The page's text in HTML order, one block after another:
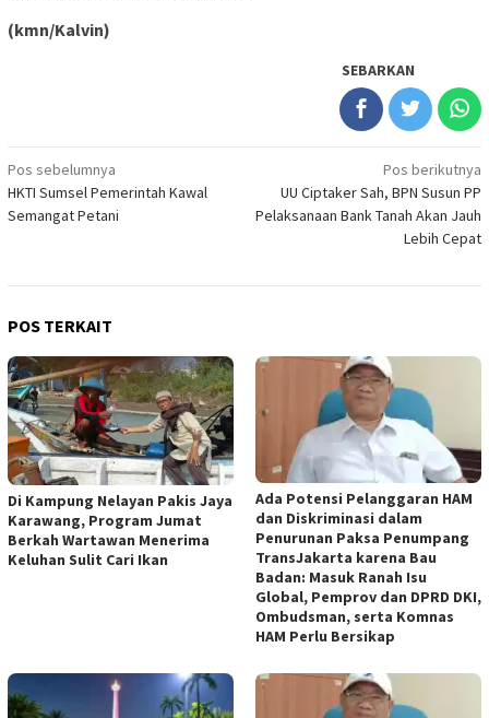
(kmn/Kalvin)
SEBARKAN
Navigasi
pos
Pos sebelumnya
HKTI Sumsel Pemerintah Kawal
Semangat Petani
Pos berikutnya
UU Ciptaker Sah, BPN Susun PP
Pelaksanaan Bank Tanah Akan Jauh
Lebih Cepat
POS TERKAIT
Di Kampung Nelayan Pakis Jaya
Karawang, Program Jumat
Berkah Wartawan Menerima
Keluhan Sulit Cari Ikan
Ada Potensi Pelanggaran HAM
dan Diskriminasi dalam
Penurunan Paksa Penumpang
TransJakarta karena Bau
Badan: Masuk Ranah Isu
Global, Pemprov dan DPRD DKI,
Ombudsman, serta Komnas
HAM Perlu Bersikap